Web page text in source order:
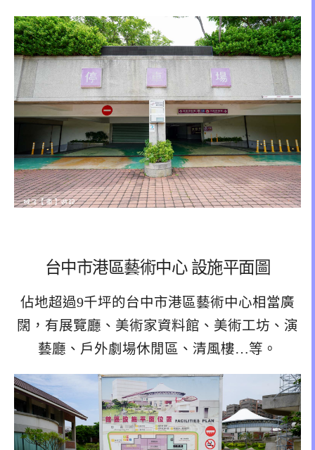
台中市港區藝術中心 設施平面圖
佔地超過9千坪的台中市港區藝術中心相當廣
闊，有展覽廳、美術家資料館、美術工坊、演
藝廳、戶外劇場休閒區、清風樓…等。